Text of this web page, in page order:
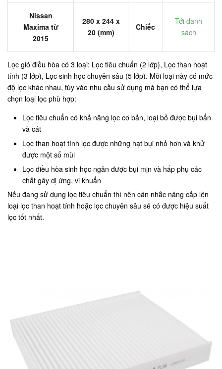
Nissan
Maxima từ
2015
280 x 244 x
20 (mm)
Chiếc
Tới danh
sách
Lọc gió điều hòa có 3 loại: Lọc tiêu chuẩn (2 lớp), Lọc than hoạt
tính (3 lớp), Lọc sinh học chuyên sâu (5 lớp). Mỗi loại này có mức
độ lọc khác nhau, tùy vào nhu cầu sử dụng mà bạn có thể lựa
chọn loại lọc phù hợp:
Lọc tiêu chuẩn có khả năng lọc cơ bản, loại bỏ được bụi bẩn
và cát
Lọc than hoạt tính lọc được những hạt bụi nhỏ hơn và khử
được một số mùi
Lọc điều hòa sinh học ngăn được bụi mịn và hấp phụ các
chất gây dị ứng, vi khuẩn
Nếu đang sử dụng lọc tiêu chuẩn thì nên cân nhắc nâng cấp lên
loại lọc than hoạt tính hoặc lọc chuyên sâu sẽ có được hiệu suất
lọc tốt nhất.